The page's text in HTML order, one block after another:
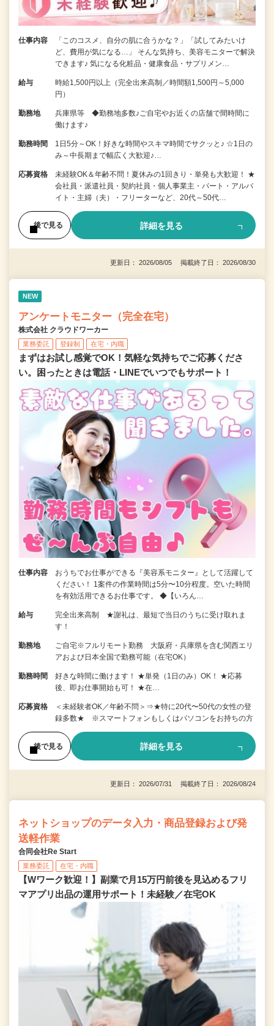
仕事内容
「このコスメ、自分の肌に合うかな？」「試してみたいけ
ど、費用が気になる…」 そんな気持ち、美容モニターで解決
できます♪ 気になる化粧品・健康食品・サプリメン…
給与
時給1,500円以上（完全出来高制／時間額1,500円～5,000
円）
勤務地
兵庫県等 ◆勤務地多数♪ご自宅やお近くの店舗で間時間に
働けます♪
勤務時間
1日5分～OK！好きな時間やスキマ時間でサクッと♪ ☆1日の
み～中長期まで幅広く大歓迎♪…
応募資格
未経験OK＆年齢不問！夏休みの1回きり・単発も大歓迎！ ★
会社員・派遣社員・契約社員・個人事業主・パート・アルバ
イト・主婦（夫）・フリーターなど、20代～50代…
後で見る 詳細を見る
更新日： 2026/08/05 掲載終了日： 2026/08/30
NEW
アンケートモニター（完全在宅）
株式会社 クラウドワーカー
業務委託 登録制 在宅・内職
まずはお試し感覚でOK！気軽な気持ちでご応募くださ
い。困ったときは電話・LINEでいつでもサポート！
仕事内容
おうちでお仕事ができる『美容系モニター』として活躍して
ください！ 1案件の作業時間は5分〜10分程度。空いた時間
を有効活用できるお仕事です。 ◆【いろん…
給与
完全出来高制 ★謝礼は、最短で当日のうちに受け取れま
す！
勤務地
ご自宅※フルリモート勤務 大阪府・兵庫県を含む関西エリ
アおよび日本全国で勤務可能（在宅OK）
勤務時間
好きな時間に働けます！ ★単発（1日のみ）OK！ ★応募
後、即お仕事開始も可！ ★在…
応募資格
＜未経験者OK／年齢不問＞⇒★特に20代〜50代の女性の登
録多数★ ※スマートフォンもしくはパソコンをお持ちの方
後で見る 詳細を見る
更新日： 2026/07/31 掲載終了日： 2026/08/24
ネットショップのデータ入力・商品登録および発
送軽作業
合同会社Re Start
業務委託 在宅・内職
【Wワーク歓迎！】副業で月15万円前後を見込めるフリ
マアプリ出品の運用サポート！未経験／在宅OK